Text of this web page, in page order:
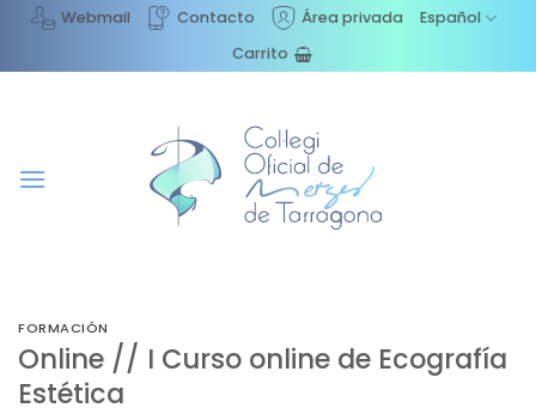
Saltar
contenido
Webmail Contacto Área privada
Español
Carrito
FORMACIÓN
Online // I Curso online de Ecografía
Estética